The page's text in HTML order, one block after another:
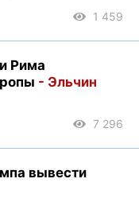
1 459
Рима
- Эльчин
7 296
вывести